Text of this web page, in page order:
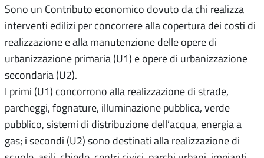
Sono un Contributo economico dovuto da chi realizza
interventi edilizi per concorrere alla copertura dei costi di
realizzazione e alla manutenzione delle opere di
urbanizzazione primaria (U1) e opere di urbanizzazione
secondaria (U2).
I primi (U1) concorrono alla realizzazione di strade,
parcheggi, fognature, illuminazione pubblica, verde
pubblico, sistemi di distribuzione dell’acqua, energia a
gas; i secondi (U2) sono destinati alla realizzazione di